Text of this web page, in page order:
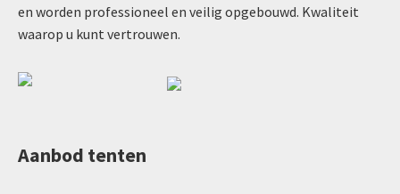
en worden professioneel en veilig opgebouwd. Kwaliteit
waarop u kunt vertrouwen.
Aanbod tenten